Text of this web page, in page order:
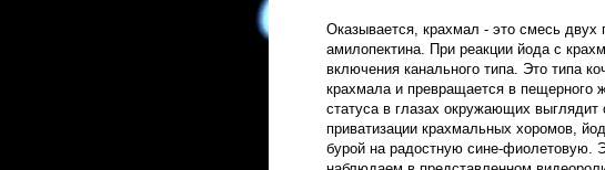
Оказывается, крахмал - это смесь
амилопектина. При реакции йода с
включения канального типа. Это типа
крахмала и превращается в пещерного
статуса в глазах окружающих
приватизации крахмальных хоромов,
бурой на радостную сине-фиолетовую.